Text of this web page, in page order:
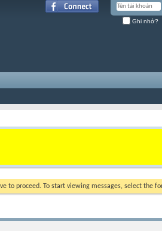
Ghi nhớ?
to proceed. To start viewing messages, select the